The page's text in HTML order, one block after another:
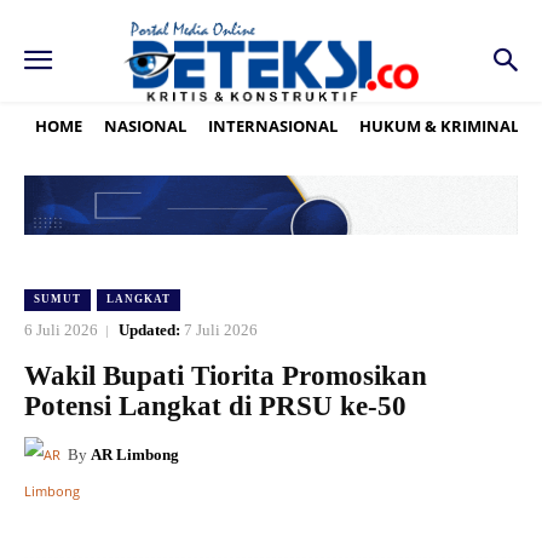
HOME NASIONAL INTERNASIONAL HUKUM & KRIMINAL
SUMUT LANGKAT
6 Juli 2026 Updated: 7 Juli 2026
Wakil Bupati Tiorita Promosikan
Potensi Langkat di PRSU ke-50
By AR Limbong